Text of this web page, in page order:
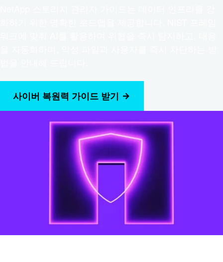
사이버 복원력 가이드 받기